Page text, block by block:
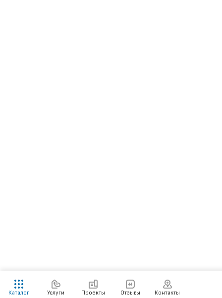
Каталог Услуги Проекты Отзывы Контакты